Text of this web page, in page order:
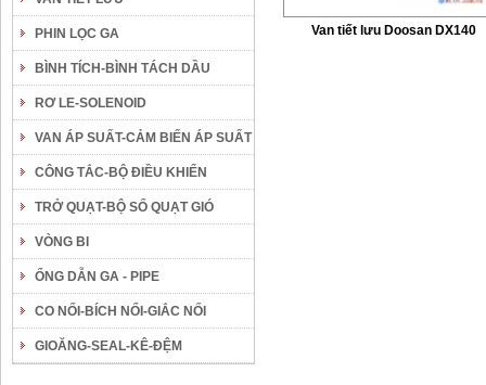
PHIN LỌC GA
BÌNH TÍCH-BÌNH TÁCH DẦU
RƠ LE-SOLENOID
VAN ÁP SUẤT-CẢM BIẾN ÁP SUẤT
CÔNG TẮC-BỘ ĐIỀU KHIỂN
TRỞ QUẠT-BỘ SỐ QUẠT GIÓ
VÒNG BI
ỐNG DẪN GA - PIPE
CO NỐI-BÍCH NỐI-GIẮC NỐI
GIOĂNG-SEAL-KÊ-ĐỆM
Van tiết lưu Doosan DX140